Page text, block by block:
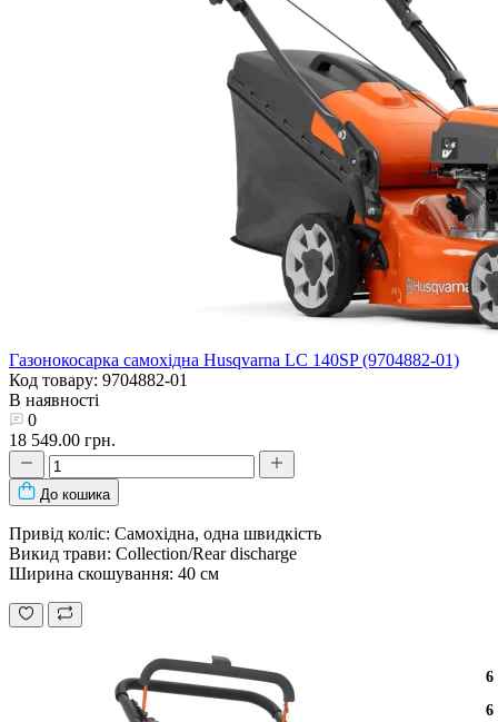
6
6
6
6
Газонокосарка самохідна Husqvarna LC 140SP (9704882-01)
Код товару: 9704882-01
В наявності
0
18 549.00 грн.
До кошика
Привід коліс: Самохідна, одна швидкість
Викид трави: Collection/Rear discharge
Ширина скошування: 40 см
6
6
6
6
6
6
6
6
6
6
6
6
6
6
6
6
6
6
6
6
6
6
6
6
6
6